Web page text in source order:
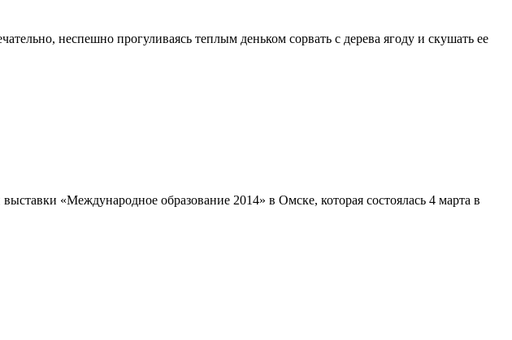
неспешно прогуливаясь теплым деньком сорвать с дерева ягоду и скушать ее
«Международное образование 2014» в Омске, которая состоялась 4 марта в